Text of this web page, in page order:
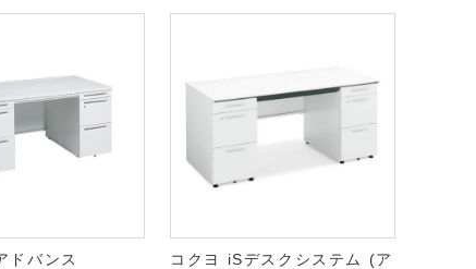
ドバンス
コクヨ iSデスクシステム (ア